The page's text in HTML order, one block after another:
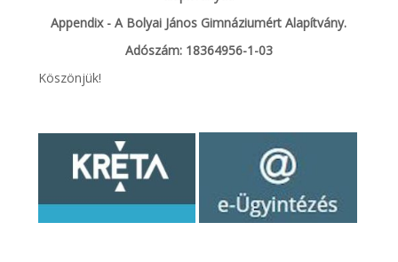
Appendix - A Bolyai János Gimnáziumért Alapítvány.
Adószám: 18364956-1-03
Köszönjük!